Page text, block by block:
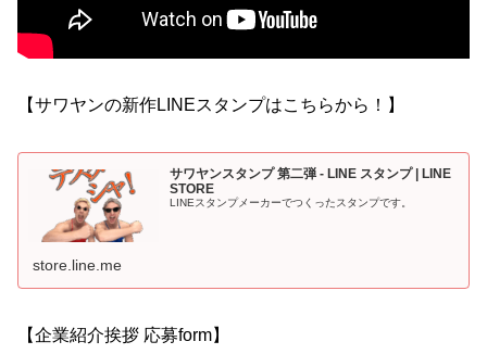
【サワヤンの新作LINEスタンプはこちらから！】
サワヤンスタンプ 第二弾 - LINE スタンプ | LINE
STORE
LINEスタンプメーカーでつくったスタンプです。
store.line.me
【企業紹介挨拶 応募form】